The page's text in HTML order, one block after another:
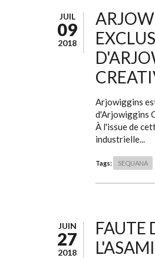
JUIL
09
2018
Arjowiggins
d'Arjowiggins
À l'issue de
industrielle...
Tags: SEQUANA
JUIN
27
2018
FAUTE